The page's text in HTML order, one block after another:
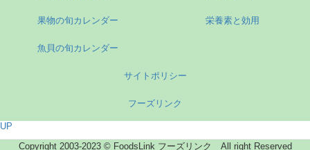
果物の旬カレンダー
魚貝の旬カレンダー
栄養素と効用
サイトポリシー
フーズリンク
UP
Copyright 2003-2023 © FoodsLink フーズリンク All right Reserved